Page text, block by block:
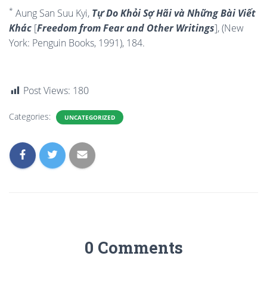
* Aung San Suu Kyi, Tự Do Khỏi Sợ Hãi và Những Bài Viết
Khác [Freedom from Fear and Other Writings], (New
York: Penguin Books, 1991), 184.
Post Views: 180
Categories: UNCATEGORIZED
0 Comments